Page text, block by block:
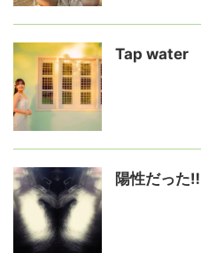
Tap water
陽性だった‼️